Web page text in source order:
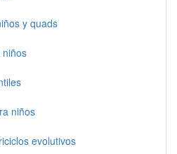
y quads
niños
niños
evolutivos